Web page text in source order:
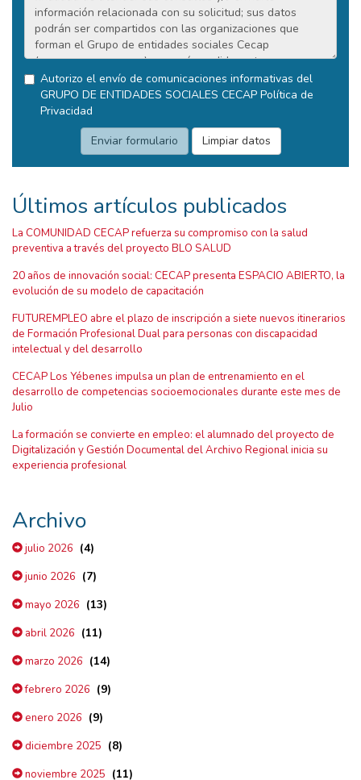
Autorizo el envío de comunicaciones informativas del
GRUPO DE ENTIDADES SOCIALES CECAP Política de
Privacidad
Últimos artículos publicados
La COMUNIDAD CECAP refuerza su compromiso con la salud
preventiva a través del proyecto BLO SALUD
20 años de innovación social: CECAP presenta ESPACIO ABIERTO, la
evolución de su modelo de capacitación
FUTUREMPLEO abre el plazo de inscripción a siete nuevos itinerarios
de Formación Profesional Dual para personas con discapacidad
intelectual y del desarrollo
CECAP Los Yébenes impulsa un plan de entrenamiento en el
desarrollo de competencias socioemocionales durante este mes de
Julio
La formación se convierte en empleo: el alumnado del proyecto de
Digitalización y Gestión Documental del Archivo Regional inicia su
experiencia profesional
Archivo
julio 2026 (4)
junio 2026 (7)
mayo 2026 (13)
abril 2026 (11)
marzo 2026 (14)
febrero 2026 (9)
enero 2026 (9)
diciembre 2025 (8)
noviembre 2025 (11)